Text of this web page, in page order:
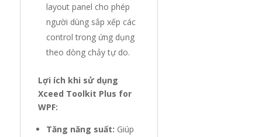
layout panel cho phép
người dùng sắp xếp các
control trong ứng dụng
theo dòng chảy tự do.
Lợi ích khi sử dụng
Xceed Toolkit Plus for
WPF:
Tăng năng suất: Giúp